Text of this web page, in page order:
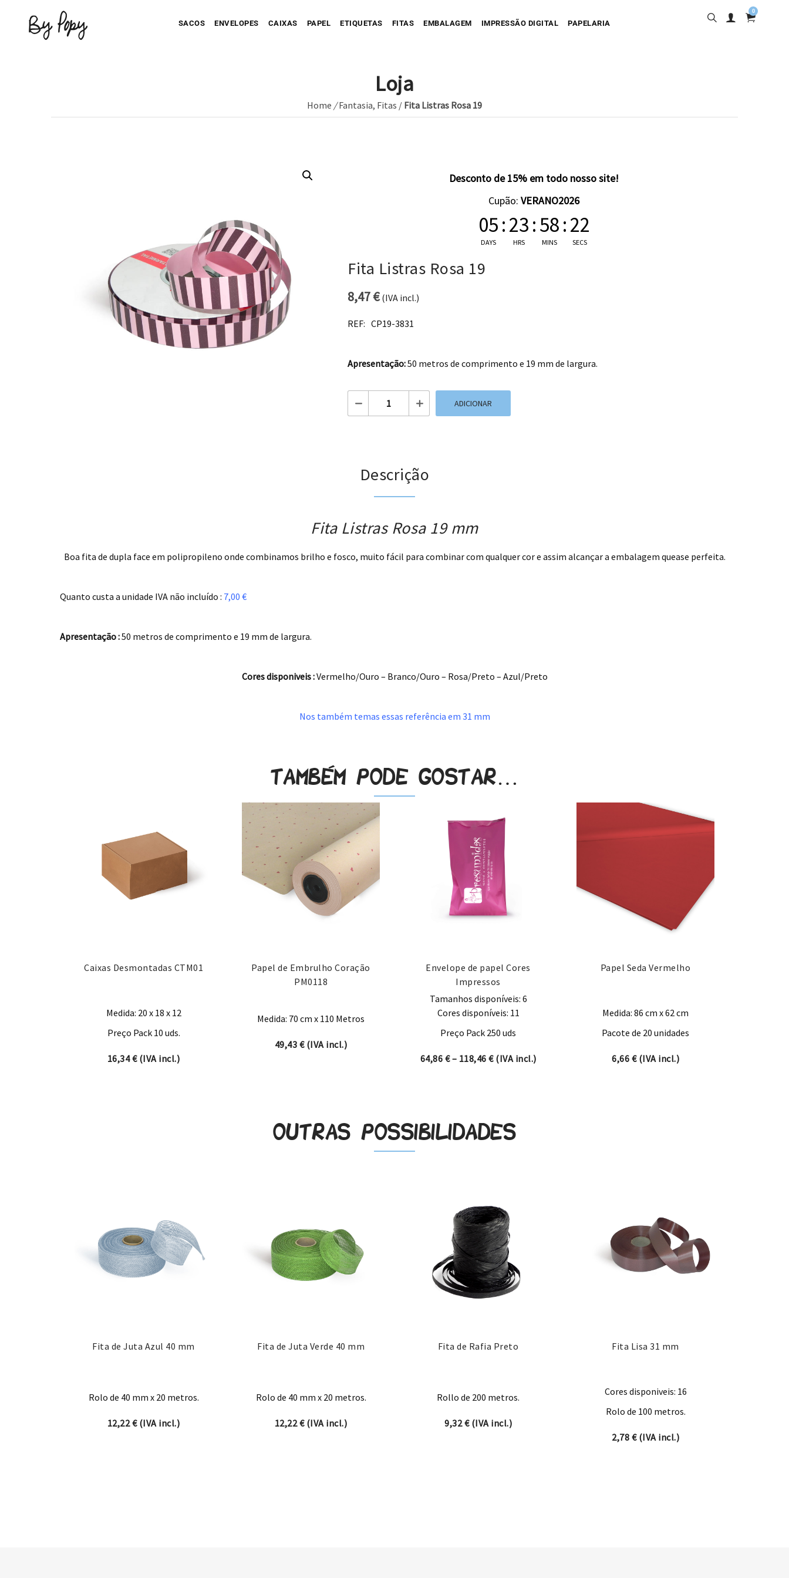
0
SACOS ENVELOPES CAIXAS
Sua Caixa Impressa Caixa Recortada
Caixa Full Color
PAPEL ETIQUETAS
Sua Etiqueta Impressa Etiqueta Adesiva
FITAS EMBALAGEM
Sua Fita Adesiva Impressa
IMPRESSÃO DIGITAL PAPELARIA
Loja
Home /Fantasia, Fitas / Fita Listras Rosa 19
Desconto de 15% em todo nosso site!
Cupão: VERANO2026
05
DAYS
:23
HRS
:58
MINS
:22
SECS
Fita Listras Rosa 19
8,47€(IVA incl.)
REF: CP19-3831
Apresentação:50 metros de comprimento e 19 mm de largura.
Quantidade de Fita Listras Rosa 19
ADICIONAR
Descrição
Fita Listras Rosa 19 mm
Boa fita de dupla face em polipropileno onde combinamos brilho e fosco, muito fácil para combinar com qualquer cor e assim alcançar a embalagem quease perfeita.
Quanto custa a unidade IVA não incluído : 7,00 €
Apresentação :50 metros de comprimento e 19 mm de largura.
Cores disponiveis :Vermelho/Ouro – Branco/Ouro – Rosa/Preto – Azul/Preto
Nos também temas essas referência em 31 mm
Também pode gostar…
Caixas Desmontadas CTM01
Medida: 20 x 18 x 12
Preço Pack 10 uds.
16,34€(IVA incl.)
Papel de Embrulho Coração
PM0118
Medida: 70 cm x 110 Metros
49,43 €(IVA incl.)
Envelope de papel Cores
Impressos
Tamanhos disponíveis: 6
Cores disponíveis: 11
Preço Pack 250 uds
64,86 € – 118,46 €Price range: 64,86 € through 118,46 €
(IVA incl.)
Papel Seda Vermelho
Medida: 86 cm x 62 cm
Pacote de 20 unidades
6,66 €(IVA incl.)
Outras possibilidades
Fita de Juta Azul 40 mm
Rolo de 40 mm x 20 metros.
12,22€(IVA incl.)
Fita de Juta Verde 40 mm
Rolo de 40 mm x 20 metros.
12,22€(IVA incl.)
Fita de Rafia Preto
Rollo de 200 metros.
9,32€(IVA incl.)
Fita Lisa 31 mm
Cores disponiveis: 16
Rolo de 100 metros.
2,78 €(IVA incl.)